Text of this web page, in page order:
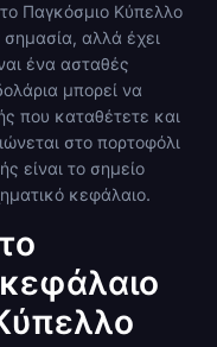
Παγκόσμιο Κύπελλο
σημασία, αλλά έχει
ένα ασταθές
μπορεί να
που καταθέτετε και
στο πορτοφόλι
είναι το σημείο
κεφάλαιο.